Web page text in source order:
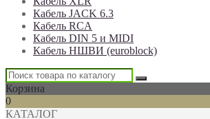
Кабель JACK 6.3
Кабель RCA
Кабель DIN 5 и MIDI
Кабель НШВИ (euroblock)
Корзина
0
КАТАЛОГ